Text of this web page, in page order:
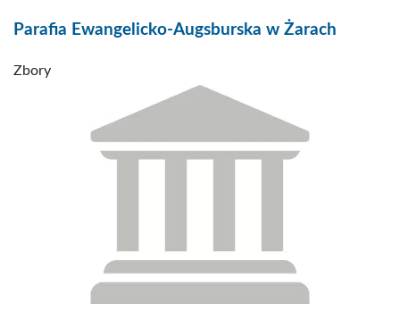
Parafia Ewangelicko-Augsburska w Żarach
Zbory